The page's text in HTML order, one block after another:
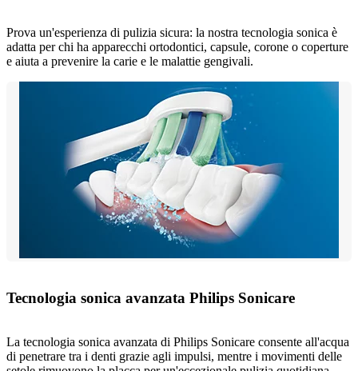
Prova un'esperienza di pulizia sicura: la nostra tecnologia sonica è
adatta per chi ha apparecchi ortodontici, capsule, corone o coperture
e aiuta a prevenire la carie e le malattie gengivali.
Tecnologia sonica avanzata Philips Sonicare
La tecnologia sonica avanzata di Philips Sonicare consente all'acqua
di penetrare tra i denti grazie agli impulsi, mentre i movimenti delle